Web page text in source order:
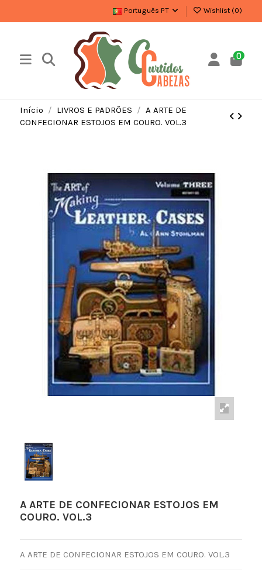
Português PT Wishlist (0)
0
Início LIVROS E PADRÕES
A ARTE DE
CONFECIONAR ESTOJOS EM COURO. VOL.3
A ARTE DE CONFECIONAR ESTOJOS EM
COURO. VOL.3
A ARTE DE CONFECIONAR ESTOJOS EM COURO. VOL.3